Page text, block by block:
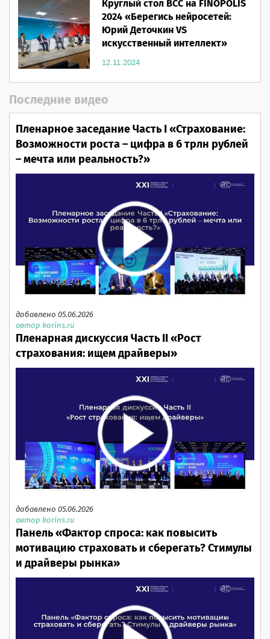
Круглый стол ВСС на FINOPOLIS
2024 «Берегись нейросетей:
Юрий Деточкин VS
искусственный интеллект»
12.11.2024
Последние видео
Пленарное заседание Часть I «Страхование:
Возможности роста – цифра в 6 трлн рублей
– мечта или реальность?»
добавлено 05.06.2026
автор korins.ru
Пленарная дискуссия Часть II «Рост
страхования: ищем драйверы»
добавлено 05.06.2026
автор korins.ru
Панель «Фактор спроса: как повысить
мотивацию страховать и сберегать? Стимулы
и драйверы рынка»